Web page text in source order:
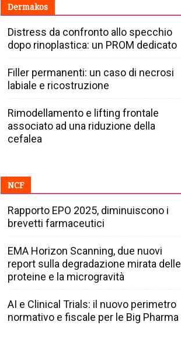
Dermakos
Distress da confronto allo specchio
dopo rinoplastica: un PROM dedicato
Filler permanenti: un caso di necrosi
labiale e ricostruzione
Rimodellamento e lifting frontale
associato ad una riduzione della
cefalea
NCF
Rapporto EPO 2025, diminuiscono i
brevetti farmaceutici
EMA Horizon Scanning, due nuovi
report sulla degradazione mirata delle
proteine e la microgravità
AI e Clinical Trials: il nuovo perimetro
normativo e fiscale per le Big Pharma